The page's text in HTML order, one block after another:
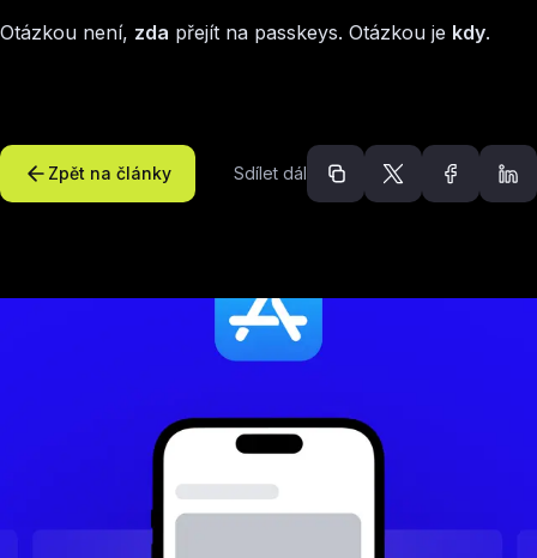
Otázkou není, zda přejít na passkeys. Otázkou je kdy.
Zpět na články Sdílet dál
Doporučené články